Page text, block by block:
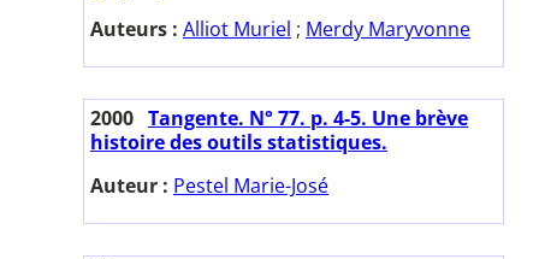
Auteurs : Alliot Muriel ; Merdy Maryvonne
2000 Tangente. N° 77. p. 4-5. Une brève
histoire des outils statistiques.
Auteur : Pestel Marie-José